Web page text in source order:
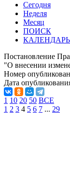
Сегодня
Неделя
Месяц
ПОИСК
Постановление
"О внесении
Номер
Дата
1 10 20 50 ВСЕ
1 2 3 4 5 6 7 ... 29